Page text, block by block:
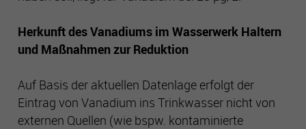
Herkunft des Vanadiums im Wasserwerk Haltern
und Maßnahmen zur Reduktion
Auf Basis der aktuellen Datenlage erfolgt der
Eintrag von Vanadium ins Trinkwasser nicht von
externen Quellen (wie bspw. kontaminierte